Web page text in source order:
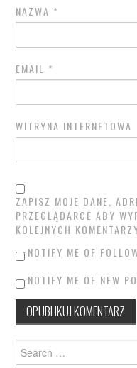
NAZWA *
EMAIL *
WITRYNA INTERNETOWA
ZAPISZ MOJE DANE,
PRZEGLĄDARCE ABY
KOLEJNYCH
NOTIFY ME OF
NOTIFY ME OF NEW
Search
for: